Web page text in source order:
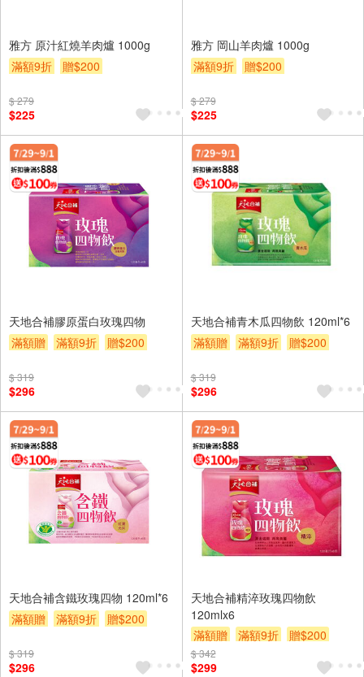
雅方 原汁紅燒羊肉爐 1000g
滿額9折
贈$200
$ 279
$225
雅方 岡山羊肉爐 1000g
滿額9折
贈$200
$ 279
$225
天地合補膠原蛋白玫瑰四物
滿額贈
滿額9折
贈$200
$ 319
$296
天地合補青木瓜四物飲 120ml*6
滿額贈
滿額9折
贈$200
$ 319
$296
天地合補含鐵玫瑰四物 120ml*6
滿額贈
滿額9折
贈$200
$ 319
$296
天地合補精淬玫瑰四物飲
120mlx6
滿額贈
滿額9折
贈$200
滿額贈券
$ 342
$299